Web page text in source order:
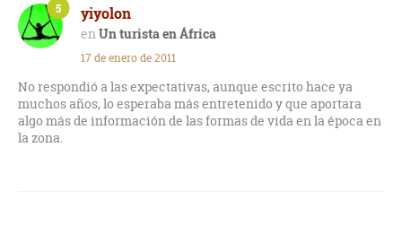
yiyolon
Un turista en África
5
17 de enero de 2011
No respondió a las expectativas, aunque escrito hace ya
muchos años, lo esperaba más entretenido y que aportara
algo más de información de las formas de vida en la época en
la zona.